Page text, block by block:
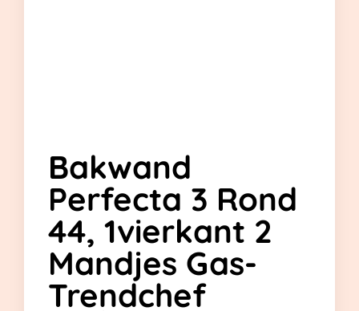
Bakwand
Perfecta 3 Rond
44, 1vierkant 2
Mandjes Gas-
Trendchef